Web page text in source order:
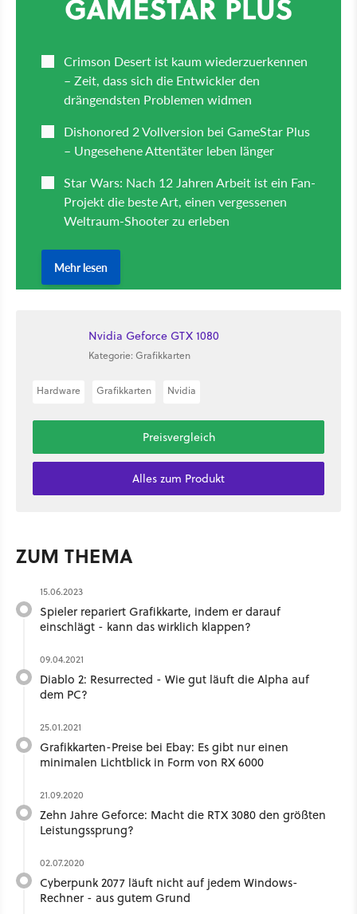
Nvidia Geforce GTX 1080
Kategorie: Grafikkarten
Hardware Grafikkarten Nvidia
Preisvergleich
Alles zum Produkt
ZUM THEMA
15.06.2023
Spieler repariert Grafikkarte, indem er darauf
einschlägt - kann das wirklich klappen?
09.04.2021
Diablo 2: Resurrected - Wie gut läuft die Alpha auf
dem PC?
25.01.2021
Grafikkarten-Preise bei Ebay: Es gibt nur einen
minimalen Lichtblick in Form von RX 6000
21.09.2020
Zehn Jahre Geforce: Macht die RTX 3080 den größten
Leistungssprung?
02.07.2020
Cyberpunk 2077 läuft nicht auf jedem Windows-
Rechner - aus gutem Grund